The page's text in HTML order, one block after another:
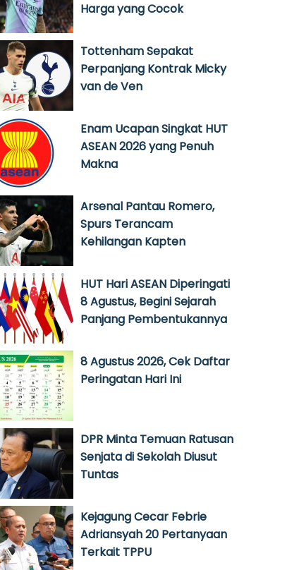
Harga yang Cocok
Tottenham Sepakat
Perpanjang Kontrak Micky
van de Ven
Enam Ucapan Singkat HUT
ASEAN 2026 yang Penuh
Makna
Arsenal Pantau Romero,
Spurs Terancam
Kehilangan Kapten
HUT Hari ASEAN Diperingati
8 Agustus, Begini Sejarah
Panjang Pembentukannya
8 Agustus 2026, Cek Daftar
Peringatan Hari Ini
DPR Minta Temuan Ratusan
Senjata di Sekolah Diusut
Tuntas
Kejagung Cecar Febrie
Adriansyah 20 Pertanyaan
Terkait TPPU